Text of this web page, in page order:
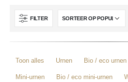
FILTER
Toon alles Urnen Bio / eco urnen
Mini-urnen Bio / eco mini-urnen